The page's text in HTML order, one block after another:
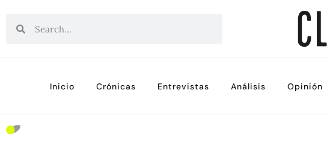
Inicio Crónicas Entrevistas Análisis Opinión